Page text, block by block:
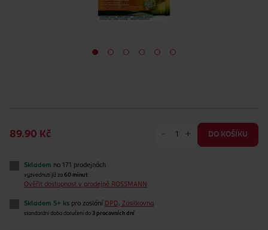
89.90 Kč - + DO KOŠÍKU
Skladem na 171 prodejnách
vyzvednutí již za 60 minut
Ověřit dostupnost v prodejně ROSSMANN
Skladem 5+ ks pro zaslání DPD, Zásilkovna
standardní doba doručení do 3 pracovních dní